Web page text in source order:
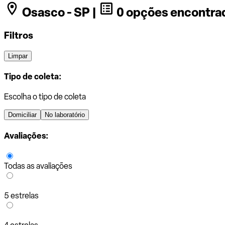
Osasco - SP | 0 opções
Filtros
Limpar
Tipo de coleta:
Escolha o tipo de coleta
Domiciliar No laboratório
Avaliações:
Todas as avaliações
5 estrelas